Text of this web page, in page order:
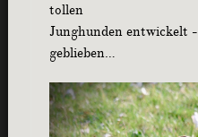
tollen
Junghunden entwickelt -
geblieben…